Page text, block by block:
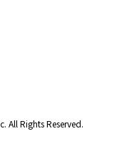
All Rights Reserved.